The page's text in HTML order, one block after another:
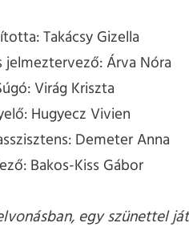
Takácsy Gizella
jelmeztervező: Árva Nóra
Virág Kriszta
Hugyecz Vivien
Demeter Anna
Bakos-Kiss Gábor
egy szünettel